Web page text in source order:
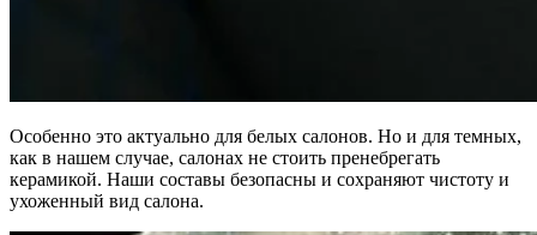
Особенно это актуально для белых салонов. Но и для темных,
как в нашем случае, салонах не стоить пренебрегать
керамикой. Наши составы безопасны и сохраняют чистоту и
ухоженный вид салона.